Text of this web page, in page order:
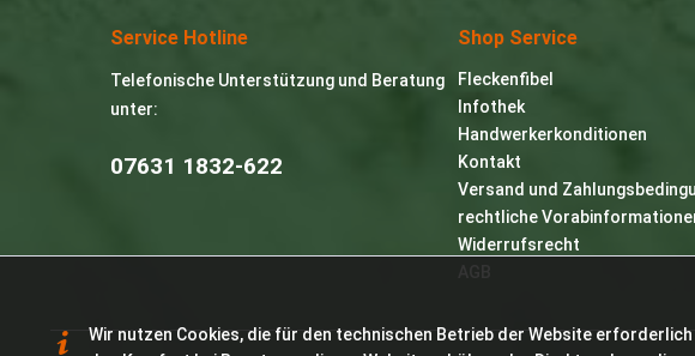
Service Hotline
Telefonische Unterstützung und Beratung
unter:
07631 1832-622
Shop Service
Fleckenfibel
Infothek
Handwerkerkonditionen
Kontakt
Versand und
rechtliche
Widerrufsrecht
Wir nutzen Cookies, die für den technischen Betrieb der Website